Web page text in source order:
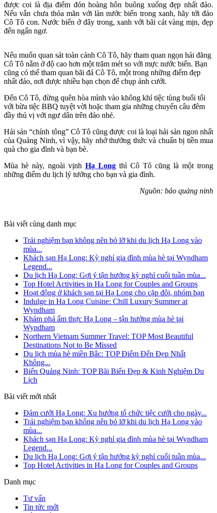
được coi là địa điểm đón hoàng hôn buông xuống đẹp nhất đảo.
Nếu vẫn chưa thỏa mãn với làn nước biển trong xanh, hãy tới đảo
Cô Tô con. Nước biển ở đây trong, xanh với bãi cát vàng mịn, đẹp
đến ngẩn ngơ.
Nếu muốn quan sát toàn cảnh Cô Tô, hãy tham quan ngọn hải đăng
Cô Tô nằm ở độ cao hơn một trăm mét so với mực nước biển. Bạn
cũng có thể tham quan bãi đá Cô Tô, một trong những điểm đẹp
nhất đảo, nơi được nhiều bạn chọn để chụp ảnh cưới.
Đến Cô Tô, đừng quên hòa mình vào không khí tiệc tùng buổi tối
với bừa tiệc BBQ tuyệt vời hoặc tham gia những chuyến câu đêm
đầy thú vị với ngư dân trên đảo nhé.
Hải sản “chính tông” Cô Tô cũng được coi là loại hải sản ngon nhất
của Quảng Ninh, vì vậy, hãy nhớ thưởng thức và chuẩn bị tiền mua
quà cho gia đình và bạn bè.
Mùa hè này, ngoài vịnh Hạ Long thì Cô Tô cũng là một trong
những điểm du lịch lý tưởng cho bạn và gia đình.
Nguồn: báo quảng ninh
Bài viết cùng danh mục
Trải nghiệm bạn không nên bỏ lỡ khi du lịch Hạ Long vào
mùa...
Khách sạn Hạ Long: Kỳ nghỉ gia đình mùa hè tại Wyndham
Legend...
Du lịch Hạ Long: Gợi ý tận hưởng kỳ nghỉ cuối tuần mùa...
Top Hotel Activities in Ha Long for Couples and Groups
Hoạt động ở khách sạn tại Hạ Long cho cặp đôi, nhóm bạn
Indulge in Ha Long Cuisine: Chill Luxury Summer at
Wyndham
Khám phá ẩm thực Hạ Long – tận hưởng mùa hè tại
Wyndham
Northern Vietnam Summer Travel: TOP Most Beautiful
Destinations Not to Be Missed
Du lịch mùa hè miền Bắc: TOP Điểm Đến Đẹp Nhất
Không...
Biển Quảng Ninh: TOP Bãi Biển Đẹp & Kinh Nghiệm Du
Lịch
Bài viết mới nhất
Đám cưới Hạ Long: Xu hướng tổ chức tiệc cưới cho ngày...
Trải nghiệm bạn không nên bỏ lỡ khi du lịch Hạ Long vào
mùa...
Khách sạn Hạ Long: Kỳ nghỉ gia đình mùa hè tại Wyndham
Legend...
Du lịch Hạ Long: Gợi ý tận hưởng kỳ nghỉ cuối tuần mùa...
Top Hotel Activities in Ha Long for Couples and Groups
Danh mục
Tư vấn
Tin tức mới